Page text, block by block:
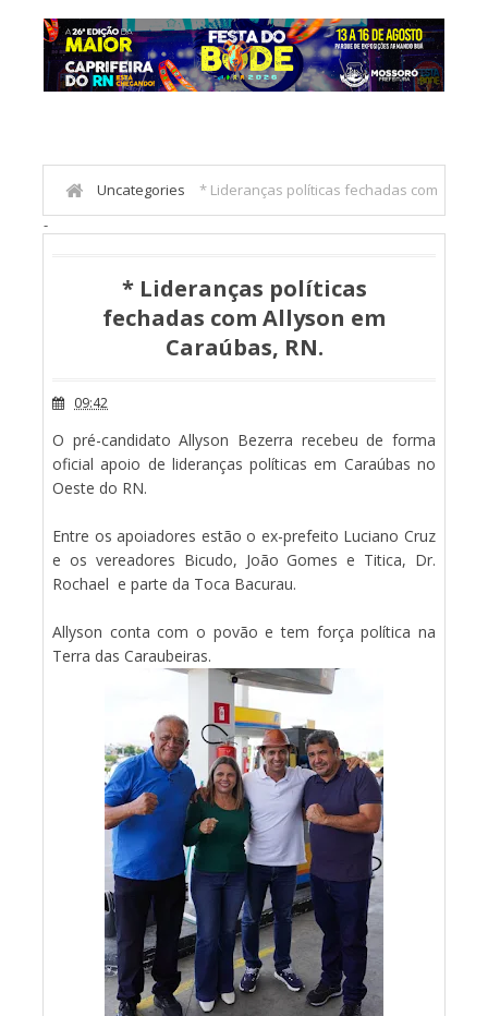
Uncategories * Lideranças políticas fechadas com
Allyson em Caraúbas, RN.
-
* Lideranças políticas
fechadas com Allyson em
Caraúbas, RN.
09:42
O pré-candidato Allyson Bezerra recebeu de forma
oficial apoio de lideranças políticas em Caraúbas no
Oeste do RN.
Entre os apoiadores estão o ex-prefeito Luciano Cruz
e os vereadores Bicudo, João Gomes e Titica, Dr.
Rochael e parte da Toca Bacurau.
Allyson conta com o povão e tem força política na
Terra das Caraubeiras.